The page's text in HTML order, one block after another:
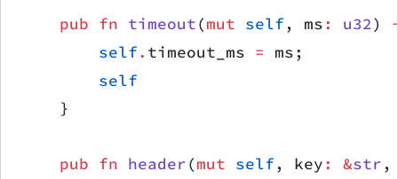
    pub
fn timeout(mut self, ms: u32)
        self
. timeout_ms = ms;
        self
    }
    pub
fn header(mut self, key: &str,